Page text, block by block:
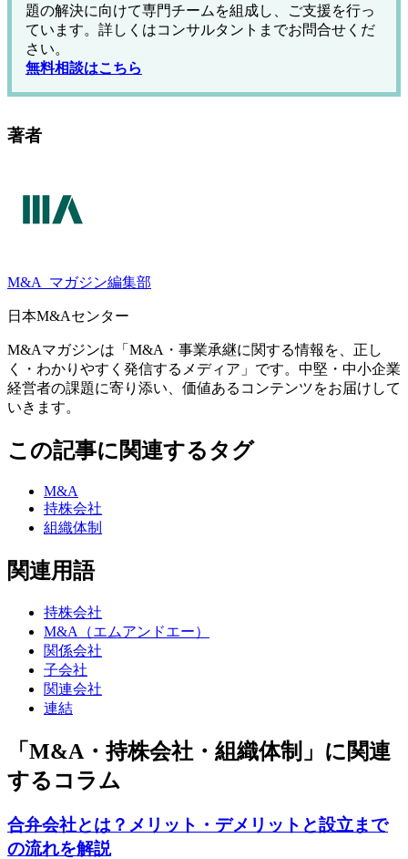
題の解決に向けて専門チームを組成し、ご支援を行っ
ています。詳しくはコンサルタントまでお問合せくだ
さい。
無料相談はこちら
著者
M&A マガジン編集部
日本M&Aセンター
M&Aマガジンは「M&A・事業承継に関する情報を、正し
く・わかりやすく発信するメディア」です。中堅・中小企業
経営者の課題に寄り添い、価値あるコンテンツをお届けして
いきます。
この記事に関連するタグ
M&A
持株会社
組織体制
関連用語
持株会社
M&A（エムアンドエー）
関係会社
子会社
関連会社
連結
「M&A・持株会社・組織体制」に関連
するコラム
合弁会社とは？メリット・デメリットと設立まで
の流れを解説